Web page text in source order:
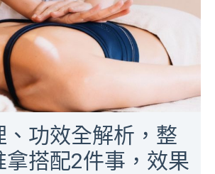
、功效全解析，整
拿搭配2件事，效果